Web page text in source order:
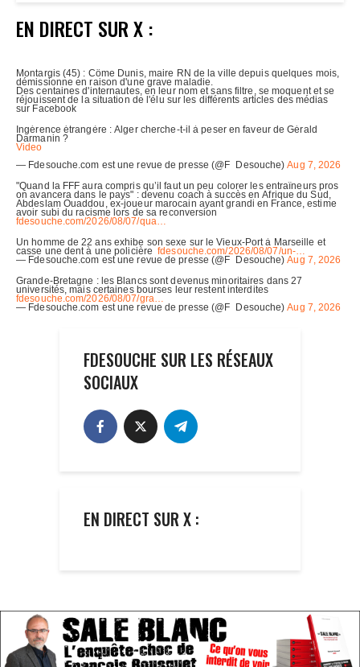
EN DIRECT SUR X :
FDESOUCHE SUR LES RÉSEAUX
SOCIAUX
EN DIRECT SUR X :